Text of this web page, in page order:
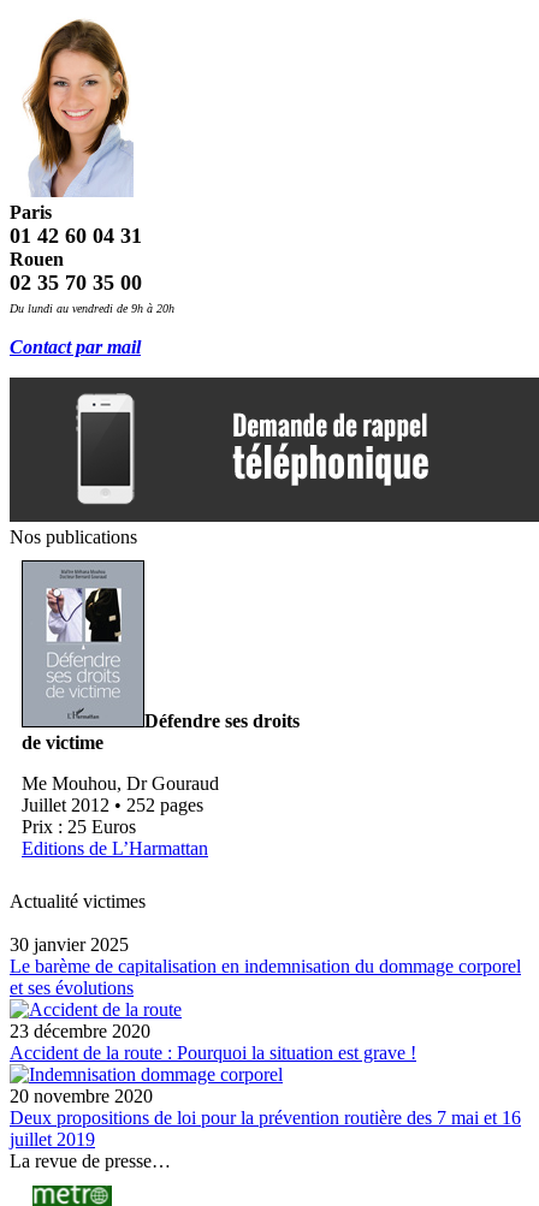
Paris
01 42 60 04 31
Rouen
02 35 70 35 00
Du lundi au vendredi de 9h à 20h
Contact par mail
Nos publications
Défendre ses droits
de victime
Me Mouhou, Dr Gouraud
Juillet 2012 • 252 pages
Prix : 25 Euros
Editions de L’Harmattan
Actualité victimes
30 janvier 2025
Le barème de capitalisation en indemnisation du dommage corporel
et ses évolutions
23 décembre 2020
Accident de la route : Pourquoi la situation est grave !
20 novembre 2020
Deux propositions de loi pour la prévention routière des 7 mai et 16
juillet 2019
La revue de presse…